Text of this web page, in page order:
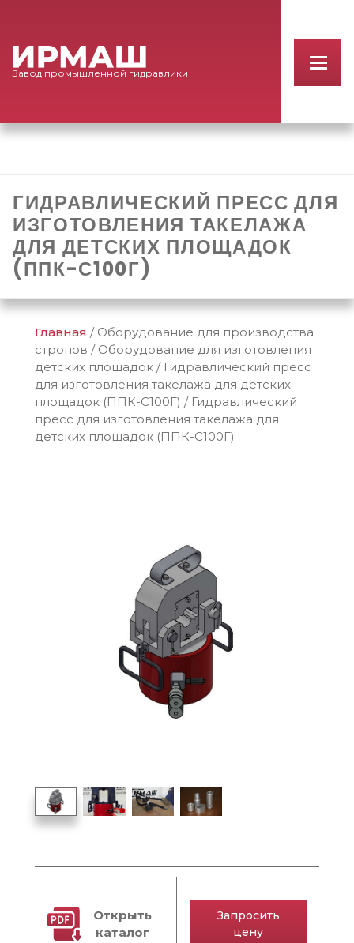
Завод промышленной гидравлики
ГИДРАВЛИЧЕСКИЙ ПРЕСС ДЛЯ
ИЗГОТОВЛЕНИЯ ТАКЕЛАЖА
ДЛЯ ДЕТСКИХ ПЛОЩАДОК
(ППК-С100Г)
Главная / Оборудование для производства
стропов / Оборудование для изготовления
детских площадок / Гидравлический пресс
для изготовления такелажа для детских
площадок (ППК-С100Г) / Гидравлический
пресс для изготовления такелажа для
детских площадок (ППК-С100Г)
Открыть
каталог
Запросить
цену